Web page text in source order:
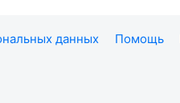
данных Помощь